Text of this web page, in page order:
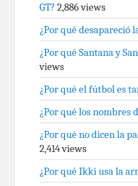
GT? 2,886 views
¿Por qué desapareció
¿Por qué Santana y
views
¿Por qué el fútbol es
¿Por qué los nombres
¿Por qué no dicen la
2,414 views
¿Por qué Ikki usa la